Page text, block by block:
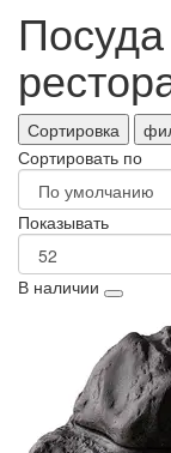
Сортировка
Сортировать по
Показывать
В наличии